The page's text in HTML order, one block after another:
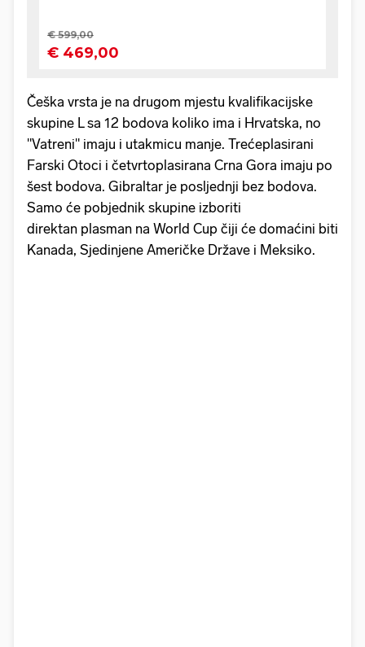
Češka vrsta je na drugom mjestu kvalifikacijske
skupine L sa 12 bodova koliko ima i Hrvatska, no
"Vatreni" imaju i utakmicu manje. Trećeplasirani
Farski Otoci i četvrtoplasirana Crna Gora imaju po
šest bodova. Gibraltar je posljednji bez bodova.
Samo će pobjednik skupine izboriti
direktan plasman na World Cup čiji će domaćini biti
Kanada, Sjedinjene Američke Države i Meksiko.